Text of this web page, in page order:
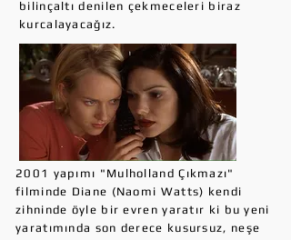
bilinçaltı denilen çekmeceleri biraz
kurcalayacağız.
2001 yapımı "Mulholland Çıkmazı"
filminde Diane (Naomi Watts) kendi
zihninde öyle bir evren yaratır ki bu yeni
yaratımında son derece kusursuz, neşe